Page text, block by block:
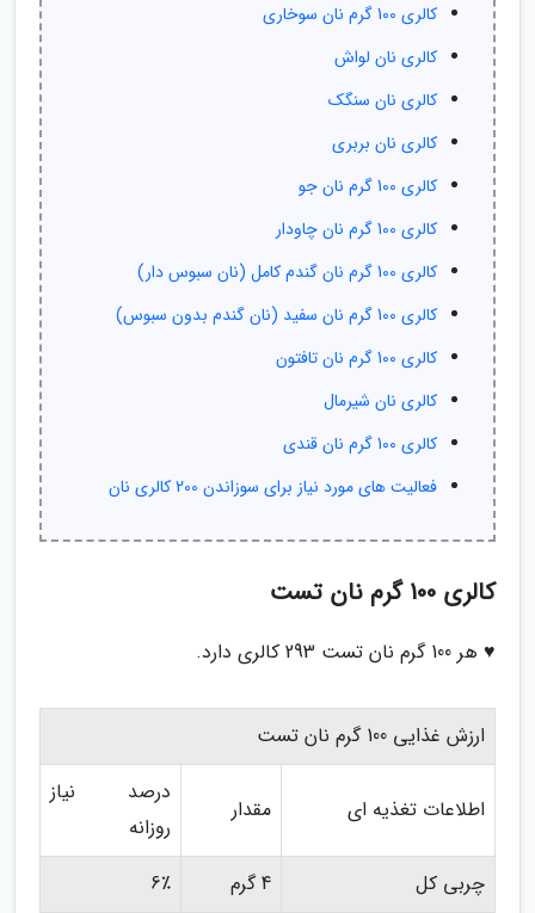
کالری 100 گرم نان سوخاری
کالری نان لواش
کالری نان سنگک
کالری نان بربری
کالری 100 گرم نان جو
کالری 100 گرم نان چاودار
کالری 100 گرم نان گندم کامل (نان سبوس دار)
کالری 100 گرم نان سفید (نان گندم بدون سبوس)
کالری 100 گرم نان تافتون
کالری نان شیرمال
کالری 100 گرم نان قندی
فعالیت های مورد نیاز برای سوزاندن 200 کالری نان
کالری 100 گرم نان تست
♥ هر 100 گرم نان تست 293 کالری دارد.
ارزش غذایی 100 گرم نان تست
اطلاعات تغذیه ای مقدار
درصد نیاز
روزانه
چربی کل
4 گرم
6٪